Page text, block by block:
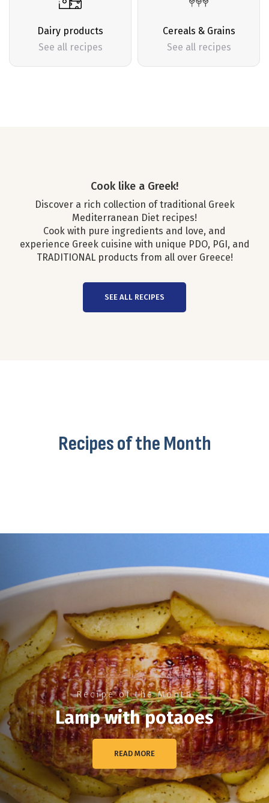
Dairy products
See all recipes
Cereals & Grains
See all recipes
Cook like a Greek!
Discover a rich collection of traditional Greek
Mediterranean Diet recipes!
Cook with pure ingredients and love, and
experience Greek cuisine with unique PDO, PGI, and
TRADITIONAL products from all over Greece!
SEE ALL RECIPES
Recipes of the Month
Recipe of the Month
Lamp with potaoes
READ MORE